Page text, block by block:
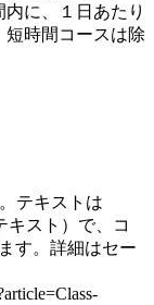
に、１日あたり
短時間コースは除
テキストは
キスト）で、コ
す。詳細はセー